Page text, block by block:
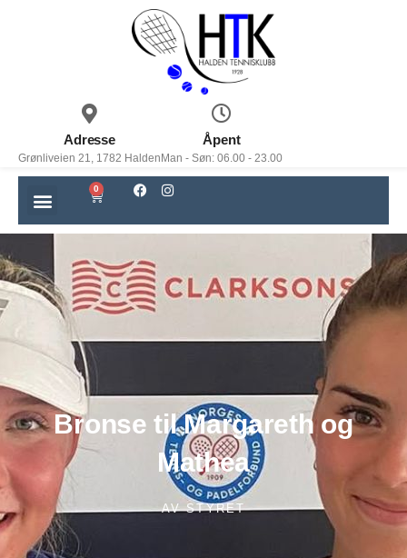
Adresse
Grønliveien 21, 1782 Halden
Åpent
Man - Søn: 06.00 - 23.00
0
Bronse til Margareth og
Mathea
AVSTYRET